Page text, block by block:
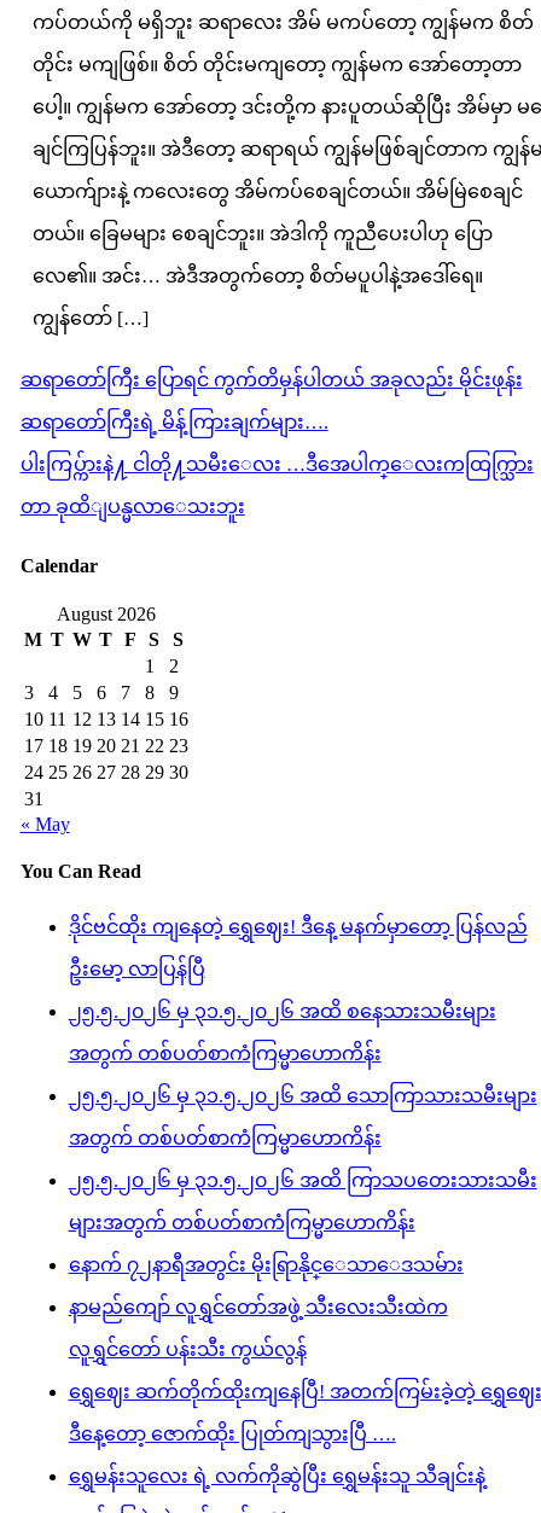
ကပ်တယ်ကို မရှိဘူး ဆရာလေး အိမ် မကပ်တော့ ကျွန်မက စိတ်
တိုင်း မကျဖြစ်။ စိတ် တိုင်းမကျတော့ ကျွန်မက အော်တော့တာ
ပေါ့။ ကျွန်မက အော်တော့ ဒင်းတို့က နားပူတယ်ဆိုပြီး အိမ်မှာ မ
ချင်ကြပြန်ဘူး။ အဲဒီတော့ ဆရာရယ် ကျွန်မဖြစ်ချင်တာက ကျွန်
ယောက်ျားနဲ့ ကလေးတွေ အိမ်ကပ်စေချင်တယ်။ အိမ်မြဲစေချင်
တယ်။ ခြေမများ စေချင်ဘူး။ အဲဒါကို ကူညီပေးပါဟု ပြော
လေ၏။ အင်း… အဲဒီအတွက်တော့ စိတ်မပူပါနဲ့အဒေါ်ရေ။
ကျွန်တော် […]
Post
navigation
ဆရာတော်ကြီး ပြောရင် ကွက်တိမှန်ပါတယ် အခုလည်း မိုင်းဖုန်း
ဆရာတော်ကြီးရဲ့ မိန့်ကြားချက်များ….
ပါးကြပ္က်ားနဲ႔ ငါတို႔သမီးေလး …ဒီအေပါက္ေလးကထြက္သြား
တာ ခုထိျပန္မလာေသးဘူး
Calendar
August 2026
M T W T F S
S
1
2
3
4 5 6 7 8
9
10 11 12 13 14 15 16
17 18 19 20 21 22 23
24 25 26 27 28 29 30
31
« May
You Can Read
ဒိုင်ဗင်ထိုး ကျနေတဲ့ ရွှေဈေး! ဒီနေ့ မနက်မှာတော့ ပြန်လည်
ဦးမော့ လာပြန်ပြီ
၂၅.၅.၂၀၂၆ မှ ၃၁.၅.၂၀၂၆ အထိ စနေသားသမီးများ
အတွက် တစ်ပတ်စာကံကြမ္မာဟောကိန်း
၂၅.၅.၂၀၂၆ မှ ၃၁.၅.၂၀၂၆ အထိ သောကြာသားသမီးများ
အတွက် တစ်ပတ်စာကံကြမ္မာဟောကိန်း
၂၅.၅.၂၀၂၆ မှ ၃၁.၅.၂၀၂၆ အထိ ကြာသပတေးသားသမီး
များအတွက် တစ်ပတ်စာကံကြမ္မာဟောကိန်း
နောက် ၇၂နာရီအတွင်း မိုးရြာနိုင္ေသာေဒသမ်ား
နာမည်ကျော် လူရွှင်တော်အဖွဲ့ သီးလေးသီးထဲက
လူရွှင်တော် ပန်းသီး ကွယ်လွန်
ရွှေဈေး ဆက်တိုက်ထိုးကျနေပြီ! အတက်ကြမ်းခဲ့တဲ့ ရွှေဈေး
ဒီနေ့တော့ ဇောက်ထိုး ပြုတ်ကျသွားပြီ ….
ရွှေမန်းသူလေး ရဲ့ လက်ကိုဆွဲပြီး ရွှေမန်းသူ သီချင်းနဲ့